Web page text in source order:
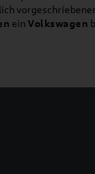
ein Volkswagen